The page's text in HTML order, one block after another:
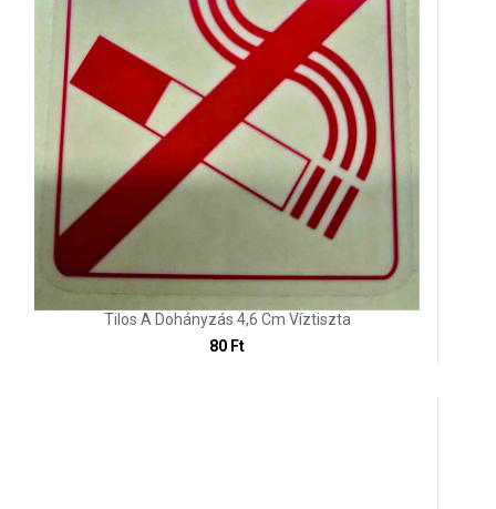
Tilos A Dohányzás 4,6 Cm Víztiszta
80 Ft